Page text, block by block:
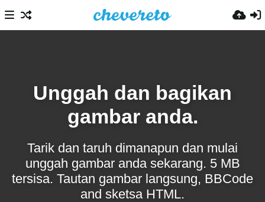
Unggah dan bagikan
gambar anda.
Tarik dan taruh dimanapun dan mulai
unggah gambar anda sekarang. 5 MB
tersisa. Tautan gambar langsung, BBCode
and sketsa HTML.